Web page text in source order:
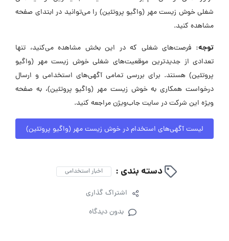
شغلی خوش زیست مهر (واگیو پروتئین) را می‌توانید در ابتدای صفحه
مشاهده کنید.
توجه: فرصت‌های شغلی که در این بخش مشاهده می‌کنید، تنها
تعدادی از جدیدترین موقعیت‌های شغلی خوش زیست مهر (واگیو
پروتئین) هستند. برای بررسی تمامی آگهی‌های استخدامی و ارسال
درخواست همکاری به خوش زیست مهر (واگیو پروتئین)، به صفحه
ویژه این شرکت در سایت جاب‌ویژن مراجعه کنید.
لیست آگهی‌های استخدام در خوش زیست مهر (واگیو پروتئین)
دسته بندی : اخبار استخدامی
اشتراک گذاری
بدون دیدگاه